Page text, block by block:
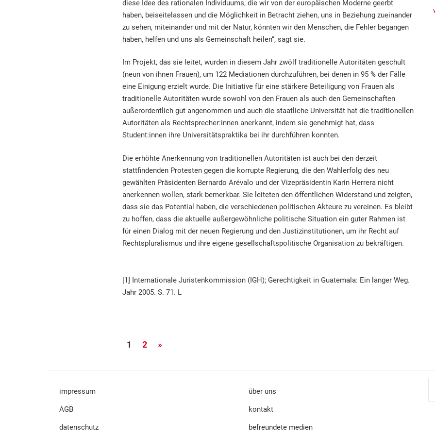
diese Idee des rationalen Individuums, die wir von der europäischen Moderne geerbt
haben, beiseitelassen und die Möglichkeit in Betracht ziehen, uns in Beziehung zueinander
zu sehen, miteinander und mit der Natur, könnten wir den Menschen, die Fehler begangen
haben, helfen und uns als Gemeinschaft heilen“, sagt sie.
Im Projekt, das sie leitet, wurden in diesem Jahr zwölf traditionelle Autoritäten geschult
(neun von ihnen Frauen), um 122 Mediationen durchzuführen, bei denen in 95 % der Fälle
eine Einigung erzielt wurde. Die Initiative für eine stärkere Beteiligung von Frauen als
traditionelle Autoritäten wurde sowohl von den Frauen als auch den Gemeinschaften
außerordentlich gut angenommen und auch die staatliche Universität hat die traditionellen
Autoritäten als Rechtsprecher:innen anerkannt, indem sie genehmigt hat, dass
Student:innen ihre Universitätspraktika bei ihr durchführen konnten.
Die erhöhte Anerkennung von traditionellen Autoritäten ist auch bei den derzeit
stattfindenden Protesten gegen die korrupte Regierung, die den Wahlerfolg des neu
gewählten Präsidenten Bernardo Arévalo und der Vizepräsidentin Karin Herrera nicht
anerkennen wollen, stark bemerkbar. Sie leiteten den öffentlichen Widerstand und zeigten,
dass sie das Potential haben, die verschiedenen politischen Akteure zu vereinen. Es bleibt
zu hoffen, dass die aktuelle außergewöhnliche politische Situation ein guter Rahmen ist
für einen Dialog mit der neuen Regierung und den Justizinstitutionen, um ihr Recht auf
Rechtspluralismus und ihre eigene gesellschaftspolitische Organisation zu bekräftigen.
[1] Internationale Juristenkommission (IGH); Gerechtigkeit in Guatemala: Ein langer Weg.
Jahr 2005. S. 71. L
Seitennummerierung
Beiträge
1 2
Nächste
»
impressum
AGB
datenschutz
über uns
kontakt
befreundete medien